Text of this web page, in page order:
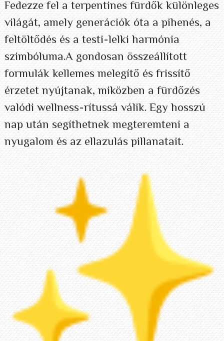
Fedezze fel a terpentines fürdők különleges
világát, amely generációk óta a pihenés, a
feltöltődés és a testi-lelki harmónia
szimbóluma.A gondosan összeállított
formulák kellemes melegítő és frissítő
érzetet nyújtanak, miközben a fürdőzés
valódi wellness-rítussá válik. Egy hosszú
nap után segíthetnek megteremteni a
nyugalom és az ellazulás pillanatait.